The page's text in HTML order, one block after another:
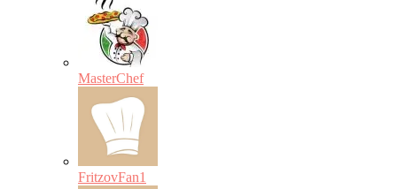
MasterChef
FritzovFan1